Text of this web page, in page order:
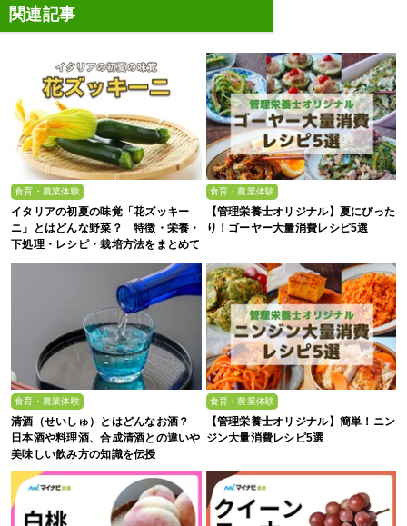
関連記事
食育・農業体験
イタリアの初夏の味覚「花ズッキー
ニ」とはどんな野菜？ 特徴・栄養・
下処理・レシピ・栽培方法をまとめて
食育・農業体験
【管理栄養士オリジナル】夏にぴった
り！ゴーヤー大量消費レシピ5選
食育・農業体験
清酒（せいしゅ）とはどんなお酒？
日本酒や料理酒、合成清酒との違いや
美味しい飲み方の知識を伝授
食育・農業体験
【管理栄養士オリジナル】簡単！ニン
ジン大量消費レシピ5選